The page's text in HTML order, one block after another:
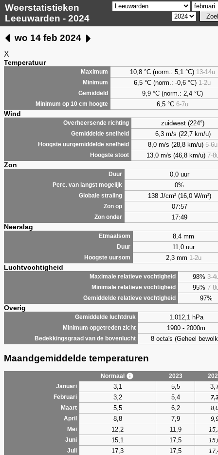
Weerstatistieken
Leeuwarden - 2024
wo 14 feb 2024
X
Temperatuur
Maximum 10,8 °C (norm.: 5,1 °C) 13-14u
Minimum 6,5 °C (norm.: -0,6 °C) 1-2u
Gemiddeld 9,9°C (norm.: 2,4 °C)
Minimum op 10 cm hoogte 6,5°C 6-7u
Wind
Overheersende richting zuidwest (224°)
Gemiddelde snelheid 6,3 m/s (22,7 km/u)
Hoogste uurgemiddelde snelheid 8,0 m/s (28,8 km/u) 5-6u
Hoogste stoot 13,0 m/s (46,8 km/u) 7-
Zon
Duur 0,0 uur
Perc. van langst mogelijk 0%
Globale straling 138 J/cm² (16,0 W/m²)
Zon op 07:57
Zon onder 17:49
Neerslag
Etmaalsom 8,4 mm
Duur 11,0 uur
Hoogste uursom 2,3 mm 1-2u
Luchtvochtigheid
Maximale relatieve vochtigheid 98% 3-
Minimale relatieve vochtigheid 95% 7-
Gemiddelde relatieve vochtigheid 97%
Overig
Gemiddelde luchtdruk 1.012,1 hPa
Minimum opgetreden zicht 1900 - 2000m
Bedekkingsgraad van de bovenlucht 8 octa's (Geheel
Maandgemiddelde temperaturen
Normaal 2023
Januari
3,1 5,5
Februari 3,2 5,4
Maart
5,5 6,2
April
8,8 7,9
Mei
12,2 11,9
Juni
15,1 17,5
Juli
17,3 17,5